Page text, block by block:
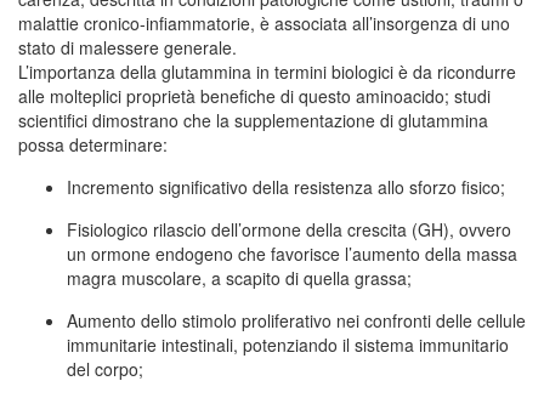
malattie cronico-infiammatorie, è associata all’insorgenza di uno
stato di malessere generale.
L’importanza della glutammina in termini biologici è da ricondurre
alle molteplici proprietà benefiche di questo aminoacido; studi
scientifici dimostrano che la supplementazione di glutammina
possa determinare:
Incremento significativo della resistenza allo sforzo fisico;
Fisiologico rilascio dell’ormone della crescita (GH), ovvero
un ormone endogeno che favorisce l’aumento della massa
magra muscolare, a scapito di quella grassa;
Aumento dello stimolo proliferativo nei confronti delle cellule
immunitarie intestinali, potenziando il sistema immunitario
del corpo;